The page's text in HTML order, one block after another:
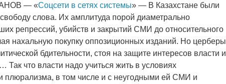
— «Соцсети в сетях системы» — В Казахстане были
слова. Их амплитуда порой диаметрально
репрессий, убийств и закрытий СМИ до относительного
нахальную покупку оппозиционных изданий. Но церберы
бдительности, стоя на защите интересов власти и
Так что власти надо учиться жить в условиях
плюрализма, в том числе и с неугодными ей СМИ и